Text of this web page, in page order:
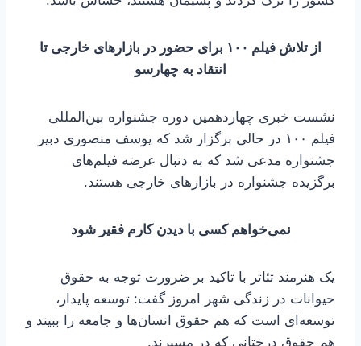
از تلاش فیلم ۱۰۰ برای حضور در بازارهای خارجی تا
انتقاد به چهارسو
نشست خبری چهاردهمین دوره جشنواره بین‌المللی
فیلم ۱۰۰ در حالی برگزار شد که یوسف منصوری دبیر
جشنواره مدعی شد که به دنبال عرضه فیلم‌های
برگزیده جشنواره در بازارهای خارجی هستند.
نمی‌خواهم کسی با دیدن کارم فقیر شود
یک هنرمند تئاتر با تاکید بر ضرورت توجه به حقوق
حیوانات در زندگی شهر امروز گفت: توسعه پایدار،
توسعه‌ای است که هم حقوق انسان‌ها و جامعه را ببیند و
هم حقوق درختانی که در مسیرند.